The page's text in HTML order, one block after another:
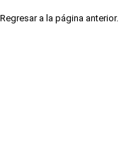
Regresar a la página anterior.